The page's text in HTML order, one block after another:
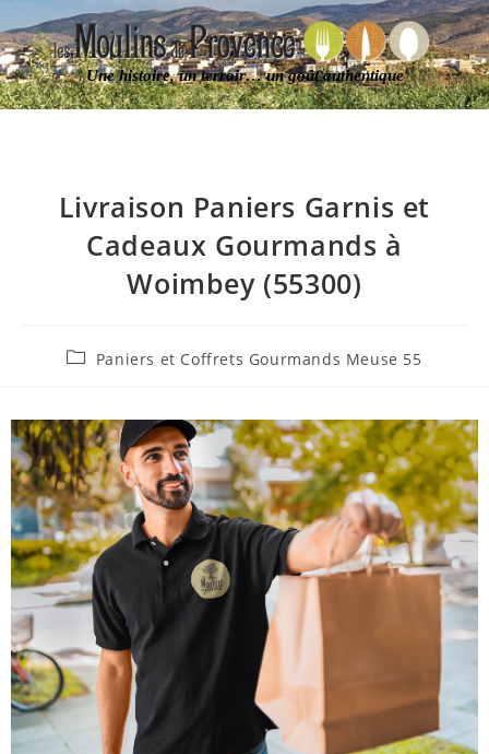
Une histoire, un terroir… un goût authentique
Livraison Paniers Garnis et
Cadeaux Gourmands à
Woimbey (55300)
Paniers et Coffrets Gourmands Meuse 55